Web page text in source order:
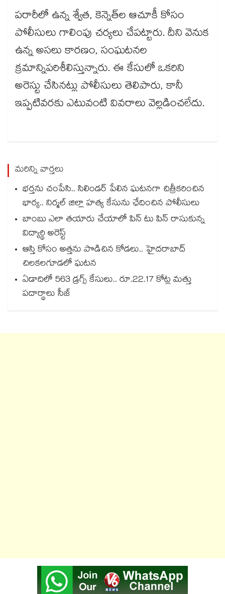
పరారీలో ఉన్న శ్వేత, కెన్నెత్‌ల ఆచూకీ కోసం
పోలీసులు గాలింపు చర్యలు చేపట్టారు. దీని వెనుక
ఉన్న అసలు కారణం, సంఘటనల
క్రమాన్నిపరిశీలిస్తున్నారు. ఈ కేసులో ఒకరిని
అరెస్టు చేసినట్లు పోలీసులు తెలిపారు, కానీ
ఇప్పటివరకు ఎటువంటి వివరాలు వెల్లడించలేదు.
మరిన్ని వార్తలు
భర్తను చంపేసి.. సిలిండర్ పేలిన ఘటనగా చిత్రీకరించిన
భార్య.. నిర్మల్ జిల్లా హత్య కేసును ఛేదించిన పోలీసులు
బాంబు ఎలా తయారు చేయాలో పిన్ టు పిన్ రాసుకున్న
విద్యార్థి అరెస్ట్
ఆస్తి కోసం అత్తను పొడిచిన కోడలు.. హైదరాబాద్
చిలకలగూడలో ఘటన
ఏడాదిలో 563 డ్రగ్స్ కేసులు.. రూ.22.17 కోట్ల మత్తు
పదార్థాలు సీజ్